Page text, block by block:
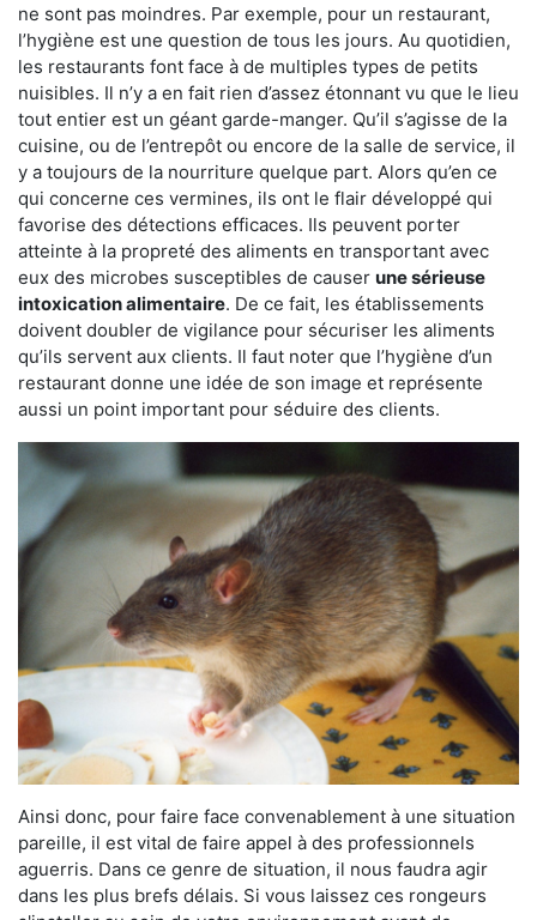
ne sont pas moindres. Par exemple, pour un restaurant,
l’hygiène est une question de tous les jours. Au quotidien,
les restaurants font face à de multiples types de petits
nuisibles. Il n’y a en fait rien d’assez étonnant vu que le lieu
tout entier est un géant garde-manger. Qu’il s’agisse de la
cuisine, ou de l’entrepôt ou encore de la salle de service, il
y a toujours de la nourriture quelque part. Alors qu’en ce
qui concerne ces vermines, ils ont le flair développé qui
favorise des détections efficaces. Ils peuvent porter
atteinte à la propreté des aliments en transportant avec
eux des microbes susceptibles de causer une sérieuse
intoxication alimentaire. De ce fait, les établissements
doivent doubler de vigilance pour sécuriser les aliments
qu’ils servent aux clients. Il faut noter que l’hygiène d’un
restaurant donne une idée de son image et représente
aussi un point important pour séduire des clients.
Ainsi donc, pour faire face convenablement à une situation
pareille, il est vital de faire appel à des professionnels
aguerris. Dans ce genre de situation, il nous faudra agir
dans les plus brefs délais. Si vous laissez ces rongeurs